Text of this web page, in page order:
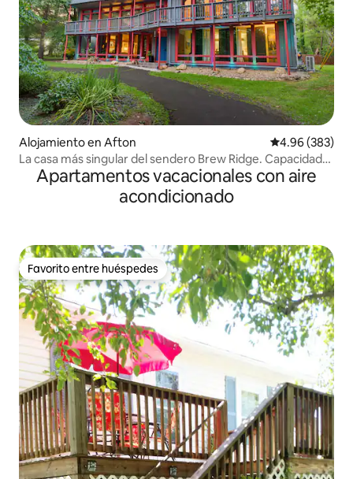
Alojamiento en Afton Calificación
4.96 (383)
La casa más singular del sendero Brew Ridge. Capacidad
para 12 personas
Apartamentos vacacionales con aire
acondicionado
Favorito entre huéspedes
Favorito entre huéspedes